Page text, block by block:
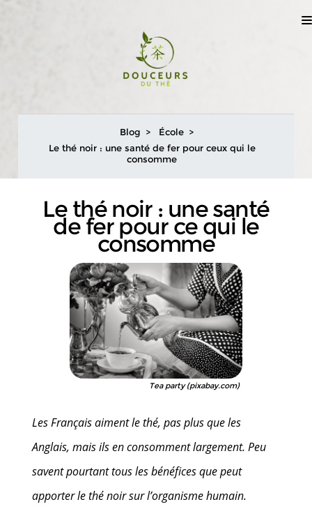
Blog
École
Le thé noir : une santé de fer pour ceux qui le
consomme
Le thé noir : une santé
de fer pour ce qui le
consomme
Tea party (pixabay.com)
Les Français aiment le thé, pas plus que les
Anglais, mais ils en consomment largement. Peu
savent pourtant tous les bénéfices que peut
apporter le thé noir sur l’organisme humain.